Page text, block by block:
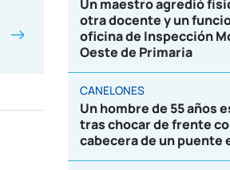
Un maestro agredió
otra docente y un
oficina de Inspección
Oeste de Primaria
CANELONES
Un hombre de 55 años
tras chocar de frente
cabecera de un puente